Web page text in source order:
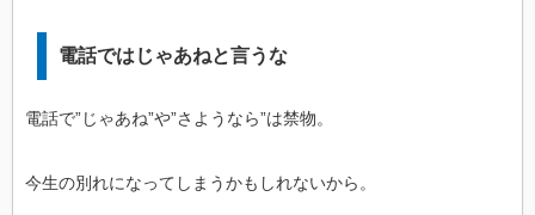
電話ではじゃあねと言うな
電話で”じゃあね”や”さようなら”は禁物。
今生の別れになってしまうかもしれないから。